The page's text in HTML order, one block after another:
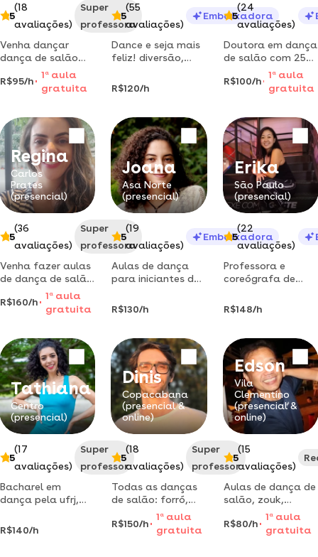
5
(18
avaliações)
Super
professora
Venha dançar
dança de salão
(sertanejo, forró e
dança gaúcha,
coreografia de
comigo
R$95/h
1 aaula
gratuita
5
(55
avaliações)
Embaixadora
Dance e seja mais
feliz! diversão,
autoestima, lazer
e relaxamento.
R$120/h
5
(24
avaliações)
Doutora em dança
de salão com 25
experiência - forró,
samba, sertanejo,
alinhamento de
postura.
R$100/h
1 a aula
gratuita
Regina
Carlos
Prates
(presencial)
5
(36
avaliações)
Super
professora
Venha fazer aulas
de dança de salão
e montagem de
coreografias em
R$160/h
1 aaula
gratuita
Joana
Asa Norte
(presencial)
5
(19
avaliações)
Embaixadora
Aulas de dança
para iniciantes de
e/ou samba de
gafieira
R$130/h
Erika
São Paulo
(presencial)
5
(22
avaliações)
Professora e
coreógrafa de
salão, dança dos
noivos e
R$148/h
Tathiana
Centro
(presencial)
5
(17
avaliações)
Super
professor
Bacharel em
dança pela ufrj,
em aulas de
dança de salão.
R$140/h
Dinis
Copacabana
(presencial &
online)
5
(18
avaliações)
Super
professor
Todas as danças
de salão: forró,
samba, tango,
salsa, valsa, zouk,
bolero e outras.
R$150/h
1 a aula
gratuita
Edson
Vila
Clementino
(presencial &
online)
5
(15
avaliações)
Aulas de dança de
salão, zouk,
samba, forró,
bolero, sertanejo,
bachata, em
R$80/h
1 aaula
gratuita